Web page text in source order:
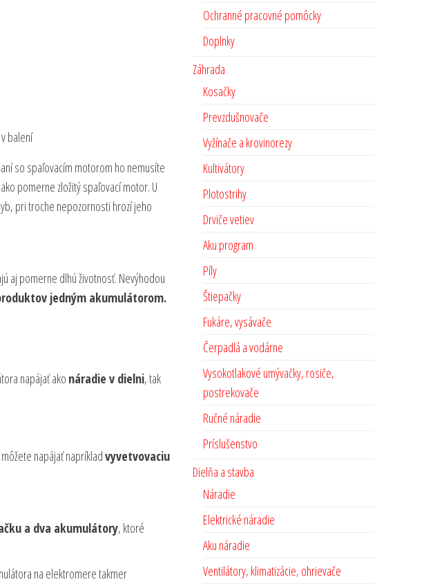
balení
so spaľovacím motorom ho nemusíte
pomerne zložitý spaľovací motor. U
pri troche nepozornosti hrozí jeho
aj pomerne dlhú životnosť. Nevýhodou
jedným akumulátorom.
napájať ako náradie v dielni, tak
napájať napríkladvyvetvovaciu
a dva akumulátory, ktoré
na elektromere takmer
Ochranné pracovné pomôcky
Doplnky
Záhrada
Kosačky
Prevzdušnovače
Vyžínače a krovinorezy
Kultivátory
Plotostrihy
Drviče vetiev
Aku program
Píly
Štiepačky
Fukáre, vysávače
Čerpadlá a vodárne
Vysokotlakové umývačky, rosiče,
postrekovače
Ručné náradie
Príslušenstvo
Dielňa a stavba
Náradie
Elektrické náradie
Aku náradie
Ventilátory, klimatizácie, ohrievače